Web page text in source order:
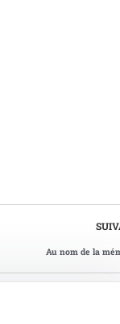
Au nom de la